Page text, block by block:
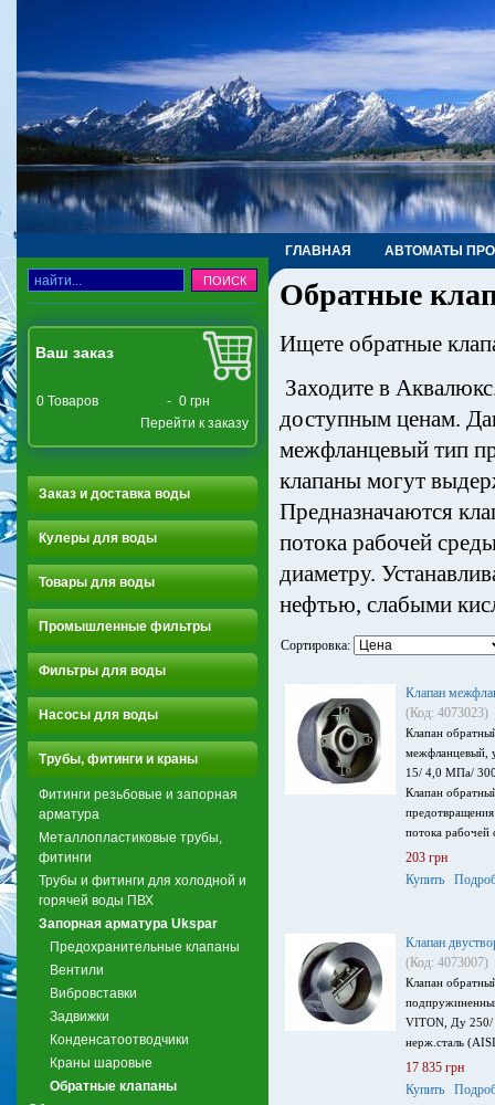
ГЛАВНАЯ АВТОМАТЫ
ТРУБЫ, ФИТИНГИ, КРАНЫ
Ваш заказ
0 Товаров - 0 грн
Перейти к заказу
Заказ и доставка воды
Кулеры для воды
Товары для воды
Промышленные фильтры
Фильтры для воды
Насосы для воды
Трубы, фитинги и краны
Фитинги резьбовые и запорная
арматура
Металлопластиковые трубы,
фитинги
Трубы и фитинги для холодной и
горячей воды ПВХ
Запорная арматура Ukspar
Предохранительные клапаны
Вентили
Вибровставки
Задвижки
Конденсатоотводчики
Краны шаровые
Обратные клапаны
Обратные
Ищете обратные
Заходите в
доступным ценам.
межфланцевый тип
клапаны могут
Предназначаются
потока рабочей
диаметру.
нефтью, слабыми
Сортировка:
Клапан
(Код: 4073023)
Клапан
межфланцевый,
15/ 4,0 МПа/
Клапан
потока рабочей
203 грн
Купить
Клапан
(Код: 4073007)
Клапан
VITON, Ду
нерж.сталь
17 835 грн
Купить